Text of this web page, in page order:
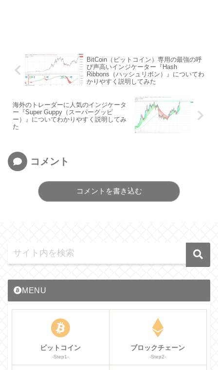
BitCoin（ビットコイン）専用の最強の呼
び声高いインジケーター『Hash
Ribbons（ハッシュリボン）』についてわ
かりやすく説明してみた
海外のトレーダーに人気のインジケータ
ー『Super Guppy（スーパーグッピ
ー）』についてわかりやすく説明してみ
た
コメント
コメントを書き込む
MENU
ビットコイン
-Step1-
ブロックチェーン
-Step2-